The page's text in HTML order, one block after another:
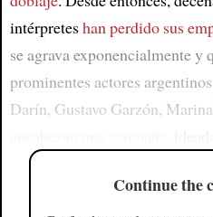
intérpreteshan perdido sus
se agrava exponencialmente y
prominentes actores argentinos
Darín, Gustavo Garzón,
Continue the